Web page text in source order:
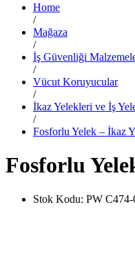
Home
/
Mağaza
/
İş Güvenliği
/
Vücut Koruyucular
/
İkaz Yelekleri ve İş
/
Fosforlu Yelek – İkaz
Fosforlu
Stok Kodu: PW C474-